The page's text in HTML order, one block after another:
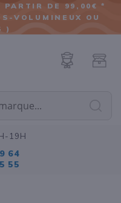
PARTIR DE 99,00€ *
VOLUMINEUX OU
)
19H
64
55